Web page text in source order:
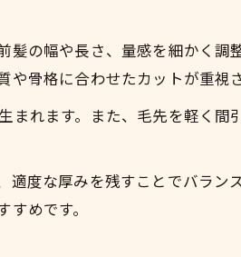
ック
せ術
魅せる
の幅や長さ、量感を細かく調
骨格に合わせたカットが重視
れます。また、毛先を軽く間
度な厚みを残すことでバラン
めです。